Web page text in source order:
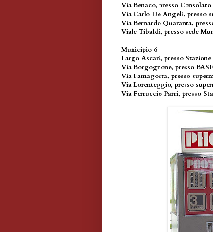
Via Benaco, presso
Via Carlo De Angeli, presso
Via Bernardo Quaranta,
Viale Tibaldi, presso sede
Municipio 6
Largo Ascari, presso
Via Borgognone, presso BASE
Via Famagosta, presso
Via Lorenteggio, presso
Via Ferruccio Parri, presso